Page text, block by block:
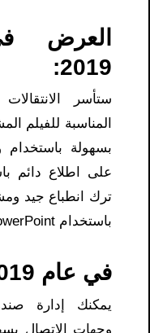
2019:
ستأسر
المناسبة للفيلم
بسهولة باستخدام
على اطلاع دائم
ترك انطباع جيد
باستخدام PowerPoint.
في عام 2019، التوقعات هي:
يمكنك إدارة